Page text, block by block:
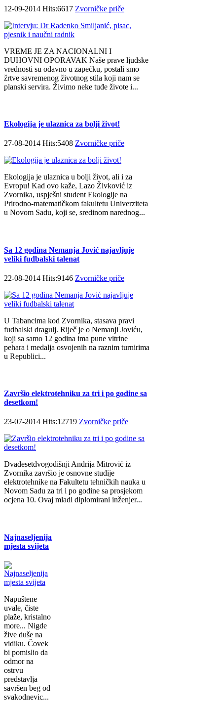
12-09-2014 Hits:6617 Zvorničke priče
VREME JE ZA NACIONALNI I
DUHOVNI OPORAVAK Naše prave ljudske
vrednosti su odavno u zapećku, postali smo
žrtve savremenog životnog stila koji nam se
planski servira. Živimo neke tuđe živote i...
Ekologija je ulaznica za bolji život!
27-08-2014 Hits:5408 Zvorničke priče
Ekologija je ulaznica u bolji život, ali i za
Evropu! Kad ovo kaže, Lazo Živković iz
Zvornika, uspješni student Ekologije na
Prirodno-matematičkom fakultetu Univerziteta
u Novom Sadu, koji se, sredinom narednog...
Sa 12 godina Nemanja Jović najavljuje
veliki fudbalski talenat
22-08-2014 Hits:9146 Zvorničke priče
U Tabancima kod Zvornika, stasava pravi
fudbalski dragulj. Riječ je o Nemanji Joviću,
koji sa samo 12 godina ima pune vitrine
pehara i medalja osvojenih na raznim turnirima
u Republici...
Završio elektrotehniku za tri i po godine sa
desetkom!
23-07-2014 Hits:12719 Zvorničke priče
Dvadesetdvogodišnji Andrija Mitrović iz
Zvornika završio je osnovne studije
elektrotehnike na Fakultetu tehničkih nauka u
Novom Sadu za tri i po godine sa prosjekom
ocjena 10. Ovaj mladi diplomirani inženjer...
Najnaseljenija
mjesta svijeta
Napuštene
uvale, čiste
plaže, kristalno
more... Nigde
žive duše na
vidiku. Čovek
bi pomislio da
odmor na
ostrvu
predstavlja
savršen beg od
svakodnevic...